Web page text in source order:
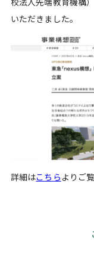
いただきました。
詳細はこちら よりご